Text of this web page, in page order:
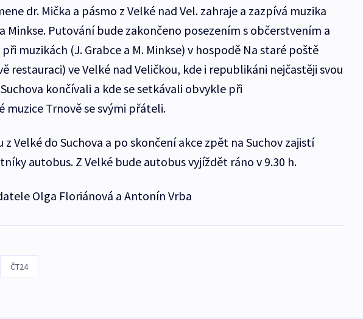
dr. Mička a pásmo z Velké nad Vel. zahraje a zazpívá muzika
Minkse. Putování bude zakončeno posezením s občerstvením a
muzikách (J. Grabce a M. Minkse) v hospodě Na staré poště
restauraci) ve Velké nad Veličkou, kde i republikáni nejčastěji svou
končívali a kde se setkávali obvykle při
muzice Trnově se svými přáteli.
z Velké do Suchova a po skončení akce zpět na Suchov zajistí
autobus. Z Velké bude autobus vyjíždět ráno v 9.30 h.
Olga Floriánová a Antonín Vrba
ČT24